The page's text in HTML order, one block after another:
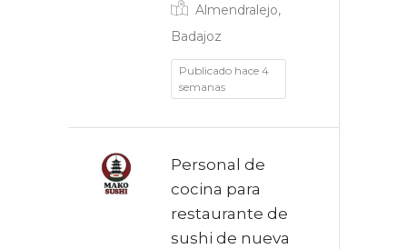
Almendralejo,
Badajoz
Publicado hace 4
semanas
Personal de
cocina para
restaurante de
sushi de nueva